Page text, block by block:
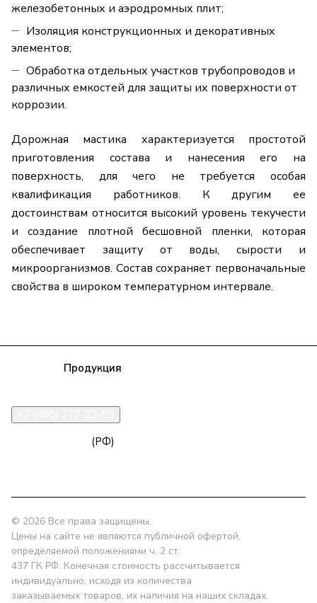
железобетонных и аэродромных плит;
Изоляция конструкционных и декоративных
элементов;
Обработка отдельных участков трубопроводов и
различных емкостей для защиты их поверхности от
коррозии.
Дорожная мастика характеризуется простотой
приготовления состава и нанесения его на
поверхность, для чего не требуется особая
квалификация работников. К другим ее
достоинствам относится высокий уровень текучести
и создание плотной бесшовной пленки, которая
обеспечивает защиту от воды, сырости и
микроорганизмов. Состав сохраняет первоначальные
свойства в широком температурном интервале.
Продукция
(РФ)
© 2026 Все права защищены.
Цены на сайте не являются публичной офертой,
определяемой положениями ч. 2 ст.
437 ГК РФ. Конечная стоимость рассчитывается
индивидуально, исходя из количества
заказываемых товаров, их наличия на наших складах,